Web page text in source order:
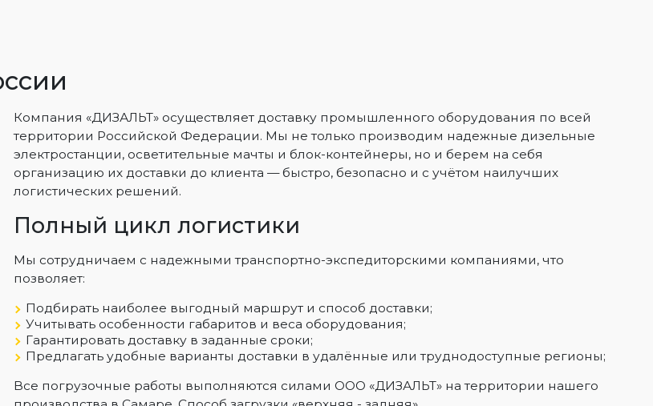
Компания «ДИЗАЛЬТ» осуществляет доставку промышленного оборудования по всей
территории Российской Федерации. Мы не только производим надежные дизельные
электростанции, осветительные мачты и блок-контейнеры, но и берем на себя
организацию их доставки до клиента — быстро, безопасно и с учётом наилучших
логистических решений.
Полный цикл логистики
Мы сотрудничаем с надежными транспортно-экспедиторскими компаниями, что
позволяет:
Подбирать наиболее выгодный маршрут и способ доставки;
Учитывать особенности габаритов и веса оборудования;
Гарантировать доставку в заданные сроки;
Предлагать удобные варианты доставки в удалённые или труднодоступные регионы;
Все погрузочные работы выполняются силами ООО «ДИЗАЛЬТ» на территории нашего